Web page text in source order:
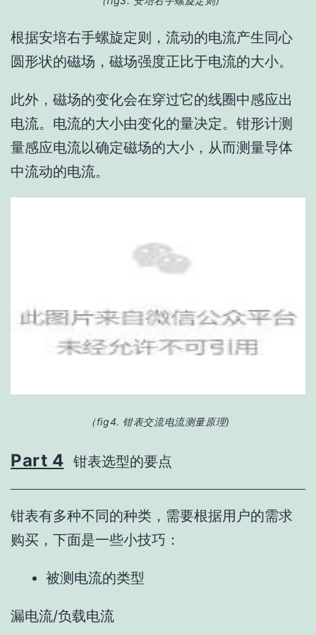
根据安培右手螺旋定则，流动的电流产生同心
圆形状的磁场，磁场强度正比于电流的大小。
此外，磁场的变化会在穿过它的线圈中感应出
电流。电流的大小由变化的量决定。钳形计测
量感应电流以确定磁场的大小，从而测量导体
中流动的电流。
（fig4. 钳表交流电流测量原理)
Part 4 钳表选型的要点
钳表有多种不同的种类，需要根据用户的需求
购买，下面是一些小技巧：
被测电流的类型
漏电流/负载电流